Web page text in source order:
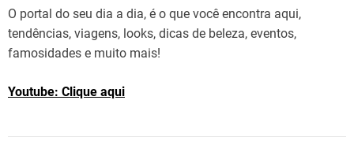
O portal do seu dia a dia, é o que você encontra aqui,
tendências, viagens, looks, dicas de beleza, eventos,
famosidades e muito mais!
Youtube: Clique aqui